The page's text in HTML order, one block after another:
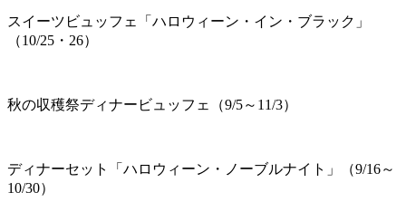
スイーツビュッフェ「ハロウィーン・イン・ブラック」
（10/25・26）
秋の収穫祭ディナービュッフェ（9/5～11/3）
ディナーセット「ハロウィーン・ノーブルナイト」（9/16～
10/30）